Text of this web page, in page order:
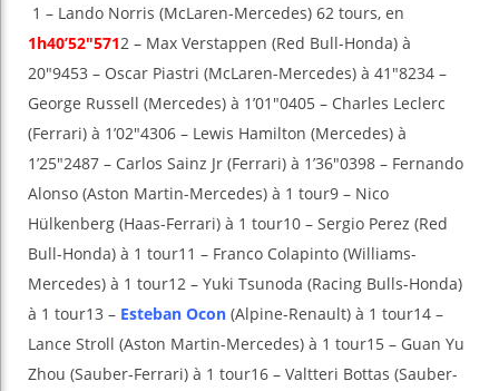
1 – Lando Norris (McLaren-Mercedes) 62 tours, en
1h40’52″5712 – Max Verstappen (Red Bull-Honda) à
20″9453 – Oscar Piastri (McLaren-Mercedes) à 41″8234 –
George Russell (Mercedes) à 1’01″0405 – Charles Leclerc
(Ferrari) à 1’02″4306 – Lewis Hamilton (Mercedes) à
1’25″2487 – Carlos Sainz Jr (Ferrari) à 1’36″0398 – Fernando
Alonso (Aston Martin-Mercedes) à 1 tour9 – Nico
Hülkenberg (Haas-Ferrari) à 1 tour10 – Sergio Perez (Red
Bull-Honda) à 1 tour11 – Franco Colapinto (Williams-
Mercedes) à 1 tour12 – Yuki Tsunoda (Racing Bulls-Honda)
à 1 tour13 – Esteban Ocon (Alpine-Renault) à 1 tour14 –
Lance Stroll (Aston Martin-Mercedes) à 1 tour15 – Guan Yu
Zhou (Sauber-Ferrari) à 1 tour16 – Valtteri Bottas (Sauber-